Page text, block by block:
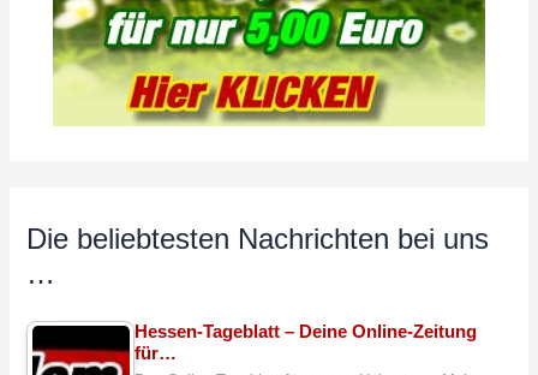
Die beliebtesten Nachrichten bei uns
…
Hessen-Tageblatt – Deine Online-Zeitung
für…